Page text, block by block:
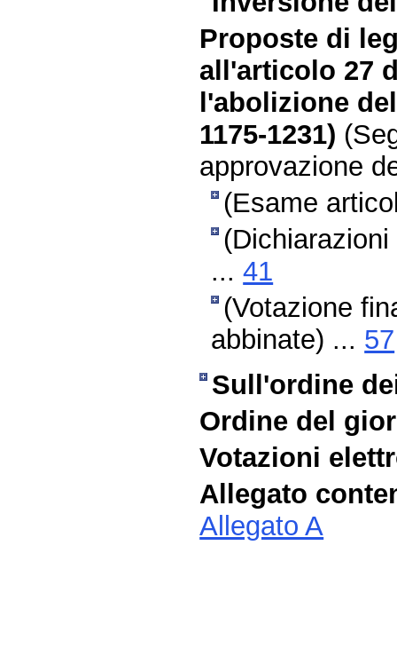
Proposte di
all'articolo 27
l'abolizione
1175-1231)
approvazione
(Esame
...41
(Votazione
abbinate) ... 57
Sull'ordine
Ordine del
Votazioni
Allegato
Allegato A